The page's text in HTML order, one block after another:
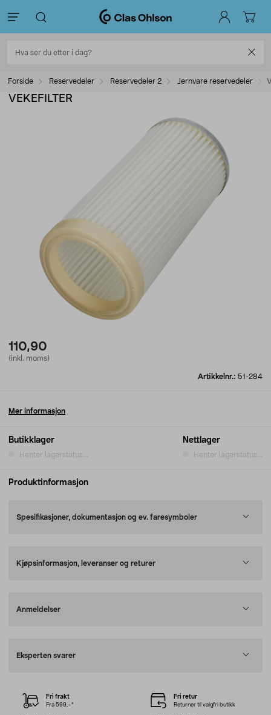
Forside Reservedeler Reservedeler 2 Jernvare reservedeler
VEKEFILTER
110,90
(inkl. moms)
Artikkelnr.: 51-284
Butikklager
Henter lagerstatus...
Nettlager
Henter lagerstatus...
Mer informasjon
Produktinformasjon
Spesifikasjoner, dokumentasjon og ev. faresymboler
Kjøpsinformasjon, leveranser og returer
Anmeldelser
Eksperten svarer
Fri frakt
Fra 599,–*
Fri retur
Returner til valgfri butikk